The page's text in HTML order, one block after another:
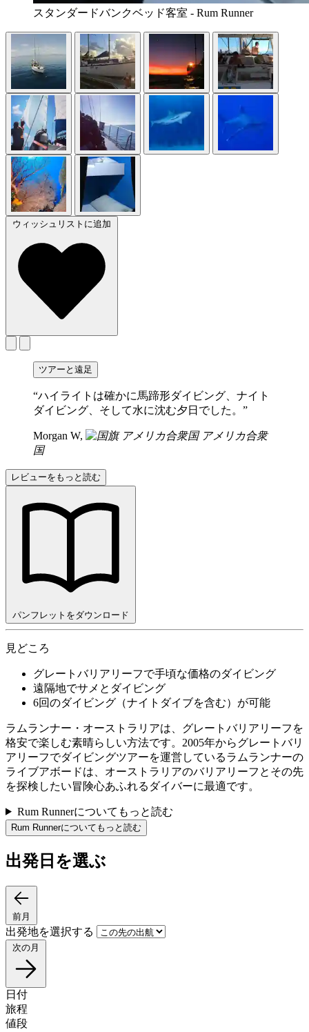
スタンダードバンクベッド客室 - Rum Runner
ウィッシュリストに追加
ツアーと遠足
“ハイライトは確かに馬蹄形ダイビング、ナイト
ダイビング、そして水に沈む夕日でした。”
Morgan W,
アメリカ合衆
国
レビューをもっと読む
パンフレットをダウンロード
見どころ
グレートバリアリーフで手頃な価格のダイビング
遠隔地でサメとダイビング
6回のダイビング（ナイトダイブを含む）が可能
ラムランナー・オーストラリアは、グレートバリアリーフを
格安で楽しむ素晴らしい方法です。2005年からグレートバリ
アリーフでダイビングツアーを運営しているラムランナーの
ライブアボードは、オーストラリアのバリアリーフとその先
を探検したい冒険心あふれるダイバーに最適です。
Rum Runnerについてもっと読む
Rum Runnerについてもっと読む
出発日を選ぶ
前月
出発地を選択する
次の月
日付
旅程
値段